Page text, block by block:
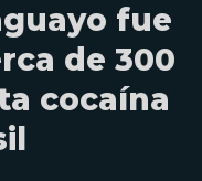
fue
de 300
cocaína